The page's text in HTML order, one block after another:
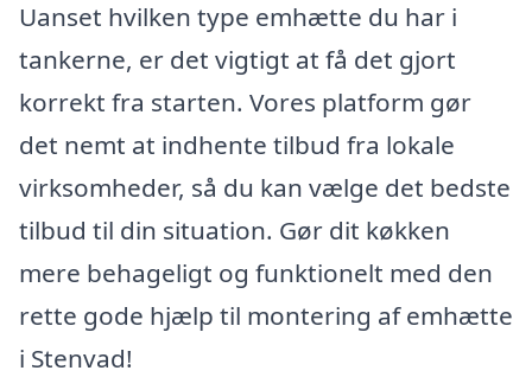
Uanset hvilken type emhætte du har i
tankerne, er det vigtigt at få det gjort
korrekt fra starten. Vores platform gør
det nemt at indhente tilbud fra lokale
virksomheder, så du kan vælge det bedste
tilbud til din situation. Gør dit køkken
mere behageligt og funktionelt med den
rette gode hjælp til montering af emhætte
i Stenvad!